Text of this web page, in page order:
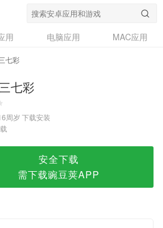
用 电脑应用
MAC应用
七彩
七彩
周岁 下载安装
安全下载
需下载豌豆荚APP